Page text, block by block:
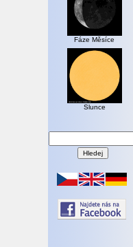
Fáze Měsíce
Slunce